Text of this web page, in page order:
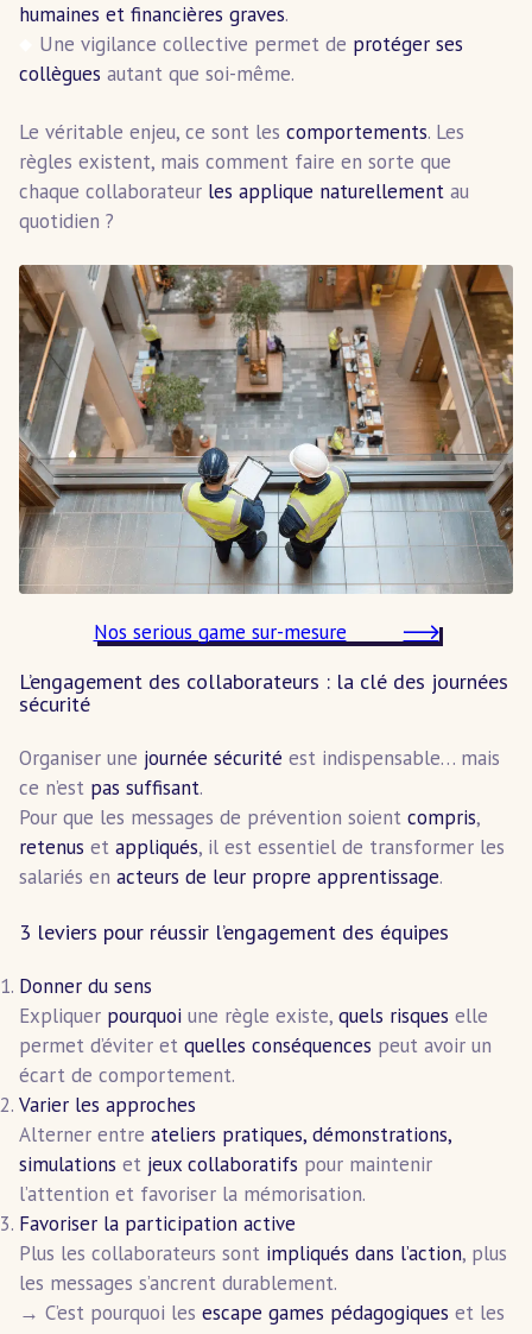
humaines et financières graves.
Une vigilance collective permet de protéger ses
collègues autant que soi-même.
Le véritable enjeu, ce sont les comportements. Les
règles existent, mais comment faire en sorte que
chaque collaborateur les applique naturellement au
quotidien ?
Nos serious game sur-mesure
L’engagement des collaborateurs : la clé des journées
sécurité
Organiser une journée sécurité est indispensable… mais
ce n’est pas suffisant.
Pour que les messages de prévention soient compris,
retenus et appliqués, il est essentiel de transformer les
salariés en acteurs de leur propre apprentissage.
3 leviers pour réussir l’engagement des équipes
Donner du sens
Expliquer pourquoi une règle existe, quels risques elle
permet d’éviter et quelles conséquences peut avoir un
écart de comportement.
Varier les approches
Alterner entre ateliers pratiques, démonstrations,
simulations et jeux collaboratifs pour maintenir
l’attention et favoriser la mémorisation.
Favoriser la participation active
Plus les collaborateurs sont impliqués dans l’action, plus
les messages s’ancrent durablement.
→ C’est pourquoi les escape games pédagogiques et les